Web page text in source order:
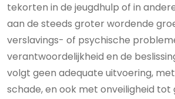
tekorten in de jeugdhulp of in
aan de steeds groter wordende
verslavings- of psychische
verantwoordelijkheid en de
volgt geen adequate uitvoering,
schade, en ook met onveiligheid tot